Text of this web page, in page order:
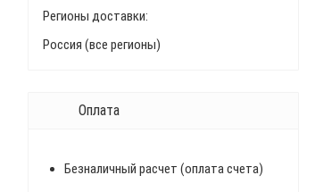
Регионы доставки:
Россия (все регионы)
Оплата
Безналичный расчет (оплата счета)